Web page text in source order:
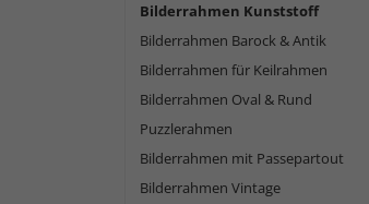
Bilderrahmen Kunststoff
Bilderrahmen Barock & Antik
Bilderrahmen für Keilrahmen
Bilderrahmen Oval & Rund
Puzzlerahmen
Bilderrahmen mit Passepartout
Bilderrahmen Vintage